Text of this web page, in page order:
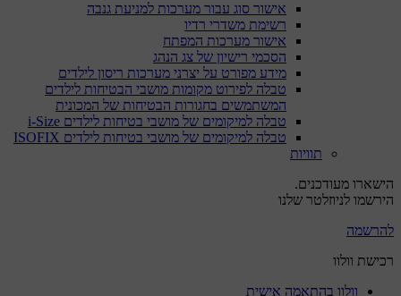
אישור סוג עבור מערכות למניעת גנבה
רשימת משדרי רדיו
אישור מערכות המפתח
הסכמי רישיון של צג הנהג
מידע מפורט על יצרני מערכות ריסון לילדים
טבלה לפירוט מקומות מושבי הבטיחות לילדים
המשתמשים בחגורות הבטיחות של המכונית
טבלה למיקומים של מושבי בטיחות לילדים i-Size
טבלה למיקומים של מושבי בטיחות לילדים ISOFIX
תוויות